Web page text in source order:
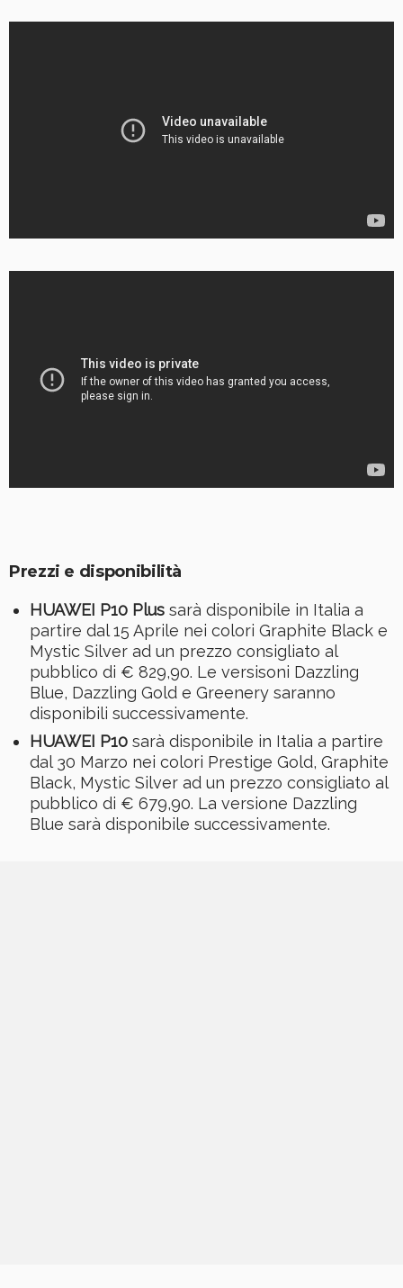
Prezzi e disponibilità
HUAWEI P10 Plussarà disponibile in Italia a
partire dal 15 Aprile nei colori Graphite Black e
Mystic Silver ad un prezzo consigliato al
pubblico di € 829,90. Le versisoni Dazzling
Blue, Dazzling Gold e Greenery saranno
disponibili successivamente.
HUAWEI P10sarà disponibile in Italia a partire
dal 30 Marzo nei colori Prestige Gold, Graphite
Black, Mystic Silver ad un prezzo consigliato al
pubblico di € 679,90. La versione Dazzling
Blue sarà disponibile successivamente.